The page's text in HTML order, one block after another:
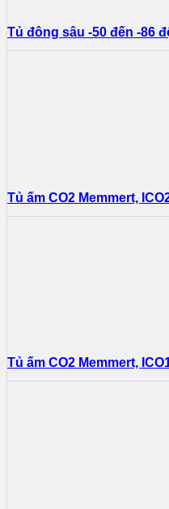
Tủ đông sâu -50 đến -86
Tủ ấm CO2 Memmert,
Tủ ấm CO2 Memmert,